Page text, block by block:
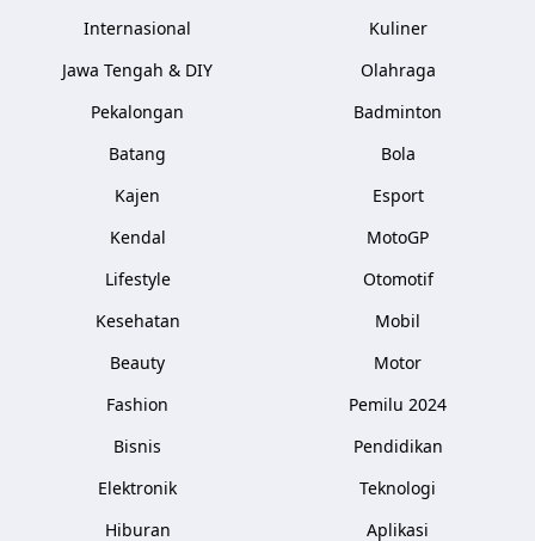
Internasional
Jawa Tengah & DIY
Pekalongan
Batang
Kajen
Kendal
Lifestyle
Kesehatan
Beauty
Fashion
Bisnis
Elektronik
Hiburan
Kuliner
Olahraga
Badminton
Bola
Esport
MotoGP
Otomotif
Mobil
Motor
Pemilu 2024
Pendidikan
Teknologi
Aplikasi